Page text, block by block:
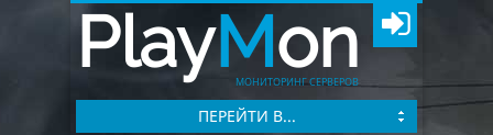
PlayMon
МОНИТОРИНГ СЕРВЕРОВ
ПЕРЕЙТИ В...